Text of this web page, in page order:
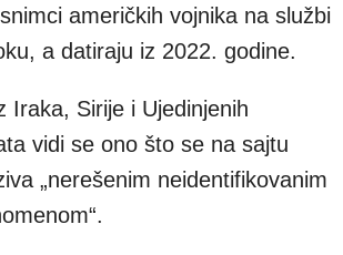
američkih vojnika na službi
a datiraju iz 2022. godine.
Iraka, Sirije i Ujedinjenih
vidi se ono što se na sajtu
„nerešenim neidentifikovanim